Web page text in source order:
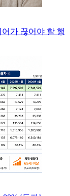
가 끊어야 할 행